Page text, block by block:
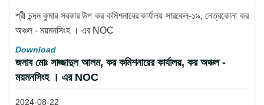
শ্রী চন্দন কুমার সরকার উপ কর কমিশনারের কার্যালয় সারকেল-১৯, নেত্রকোনা কর
অঞ্চল - ময়মনসিংহ । এর NOC
Download
জনাব মোঃ সাজ্জাদুল আলম, কর কমিশনারের কার্যালয়, কর অঞ্চল -
ময়মনসিংহ । এর NOC
2024-08-22